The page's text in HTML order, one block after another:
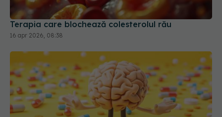
Terapia care blochează colesterolul rău
16 apr 2026, 08:38